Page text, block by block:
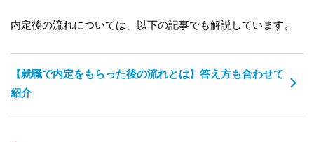
内定後の流れについては、以下の記事でも解説しています。
【就職で内定をもらった後の流れとは】答え方も合わせて
紹介